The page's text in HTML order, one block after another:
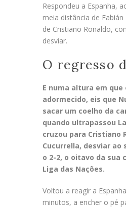
Respondeu a Espanha,
meia distância de
de Cristiano Ronaldo,
desviar.
O regresso
E numa altura em
adormecido, eis que
sacar um coelho da
quando ultrapassou
cruzou para Cristiano
Cucurrella, desviar
o 2-2, o oitavo da sua
Liga das Nações.
Voltou a reagir a
minutos, a encher o pé